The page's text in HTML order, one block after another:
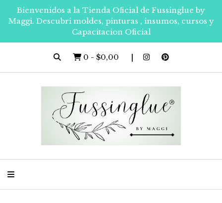
Bienvenidos a la Tienda Oficial de Fussinglue by
Maggi. Descubri moldes, pinturas , insumos, cursos y
Capacitacion Oficial
0 - $0,00